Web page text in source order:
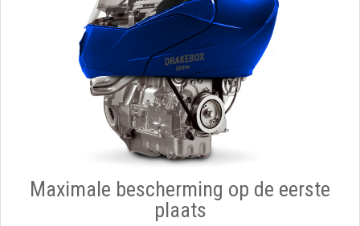
Maximale bescherming op de eerste
plaats